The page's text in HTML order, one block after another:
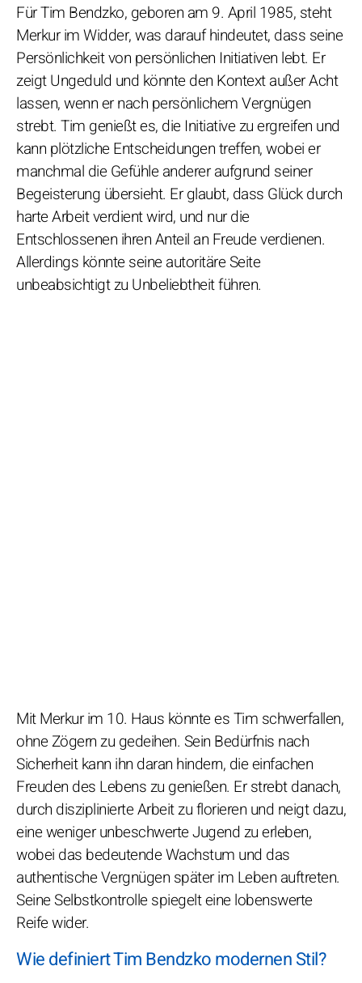
Für Tim Bendzko, geboren am 9. April 1985, steht
Merkur im Widder, was darauf hindeutet, dass seine
Persönlichkeit von persönlichen Initiativen lebt. Er
zeigt Ungeduld und könnte den Kontext außer Acht
lassen, wenn er nach persönlichem Vergnügen
strebt. Tim genießt es, die Initiative zu ergreifen und
kann plötzliche Entscheidungen treffen, wobei er
manchmal die Gefühle anderer aufgrund seiner
Begeisterung übersieht. Er glaubt, dass Glück durch
harte Arbeit verdient wird, und nur die
Entschlossenen ihren Anteil an Freude verdienen.
Allerdings könnte seine autoritäre Seite
unbeabsichtigt zu Unbeliebtheit führen.
Mit Merkur im 10. Haus könnte es Tim schwerfallen,
ohne Zögern zu gedeihen. Sein Bedürfnis nach
Sicherheit kann ihn daran hindern, die einfachen
Freuden des Lebens zu genießen. Er strebt danach,
durch disziplinierte Arbeit zu florieren und neigt dazu,
eine weniger unbeschwerte Jugend zu erleben,
wobei das bedeutende Wachstum und das
authentische Vergnügen später im Leben auftreten.
Seine Selbstkontrolle spiegelt eine lobenswerte
Reife wider.
Wie definiert Tim Bendzko modernen Stil?